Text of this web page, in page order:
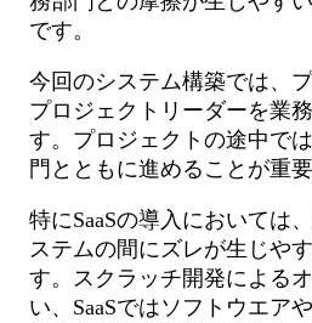
です。
今回のシステム構築では、
プロジェクトリーダーを業
す。プロジェクトの途中で
門とともに進めることが重
特にSaaSの導入においては
ステムの間にズレが生じや
す。スクラッチ開発による
い、SaaSではソフトウエア